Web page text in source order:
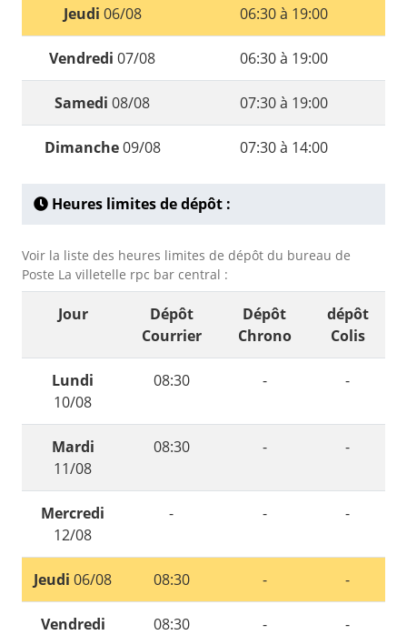
Jeudi 06/08 06:30 à 19:00
Vendredi 07/08 06:30 à 19:00
Samedi 08/08 07:30 à 19:00
Dimanche09/08 07:30 à 14:00
Heures limites de dépôt :
Voir la liste des heures limites de dépôt du bureau de
Poste La villetelle rpc bar central :
Jour
Dépôt
Courrier
Dépôt
Chrono
dépôt
Colis
Lundi
10/08
08:30 - -
Mardi
11/08
08:30 - -
Mercredi
12/08
- - -
Jeudi 06/08 08:30 - -
Vendredi
08:30 - -